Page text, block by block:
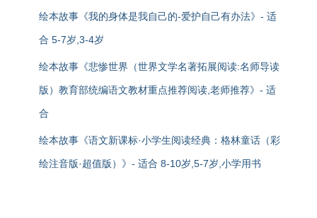
绘本故事《我的身体是我自己的-爱护自己有办法》- 适
合 5-7岁,3-4岁
绘本故事《悲惨世界（世界文学名著拓展阅读:名师导读
版）教育部统编语文教材重点推荐阅读,老师推荐》- 适
合
绘本故事《语文新课标·小学生阅读经典：格林童话（彩
绘注音版·超值版）》- 适合 8-10岁,5-7岁,小学用书